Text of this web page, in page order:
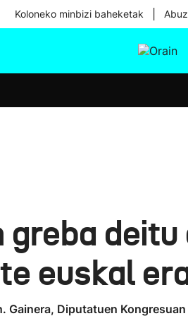
Koloneko minbizi baheketak
euskal
Gainera, Diputatuen